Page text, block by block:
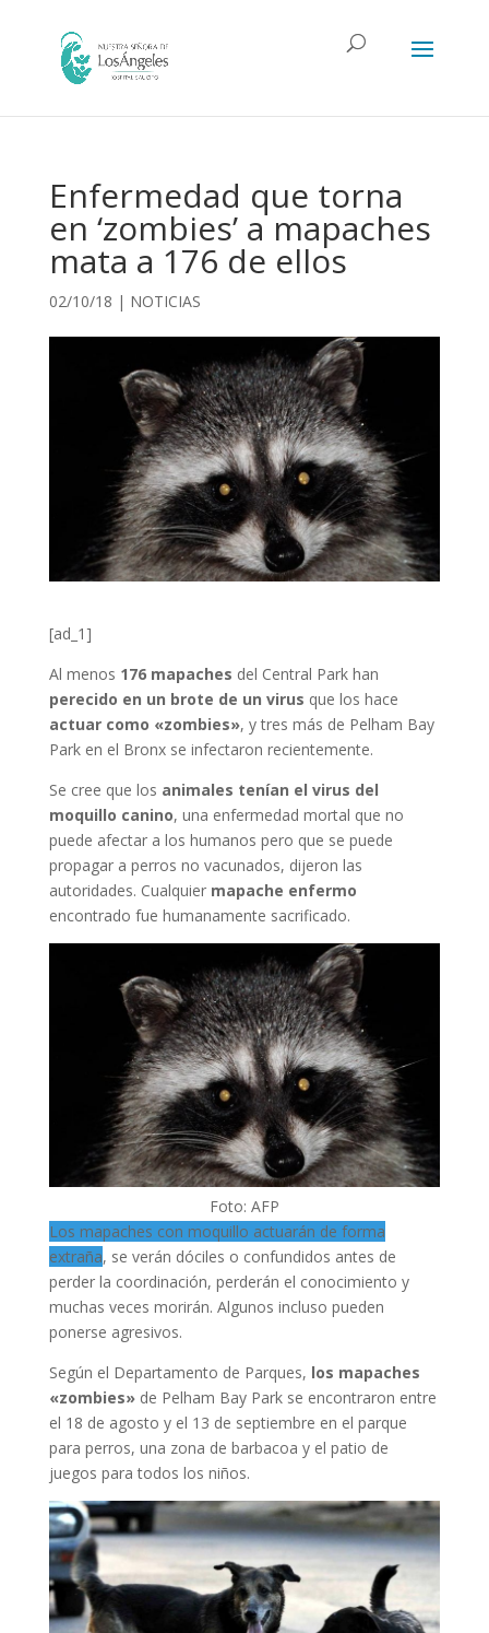
Enfermedad que torna
en ‘zombies’ a mapaches
mata a 176 de ellos
02/10/18 | NOTICIAS
[ad_1]
Al menos 176 mapaches del Central Park han
perecido en un brote de un virus que los hace
actuar como «zombies», y tres más de Pelham Bay
Park en el Bronx se infectaron recientemente.
Se cree que los animales tenían el virus del
moquillo canino, una enfermedad mortal que no
puede afectar a los humanos pero que se puede
propagar a perros no vacunados, dijeron las
autoridades. Cualquier mapache enfermo
encontrado fue humanamente sacrificado.
Foto: AFP
Los mapaches con moquillo actuarán de forma
extraña, se verán dóciles o confundidos antes de
perder la coordinación, perderán el conocimiento y
muchas veces morirán. Algunos incluso pueden
ponerse agresivos.
Según el Departamento de Parques, los mapaches
«zombies» de Pelham Bay Park se encontraron entre
el 18 de agosto y el 13 de septiembre en el parque
para perros, una zona de barbacoa y el patio de
juegos para todos los niños.